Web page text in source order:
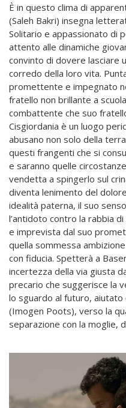
È in questo clima di
(Saleh Bakri) insegna
Solitario e appassionato di
attento alle dinamiche
convinto di dovere lasciare
corredo della loro vita.
promettente e impegnato
fratello non brillante a
combattente che suo
Cisgiordania è un luogo
abusano non solo della
questi frangenti che si
e saranno quelle
vendetta a spingerlo sul
diventa lenimento del
idealità paterna, il suo
l’antidoto contro la rabbia
e imprevista dal suo
quella sommessa
con fiducia. Spetterà a
incertezza della via giusta
precario che suggerisce la
lo sguardo al futuro, aiutato
(Imogen Poots), verso la
separazione con la moglie,